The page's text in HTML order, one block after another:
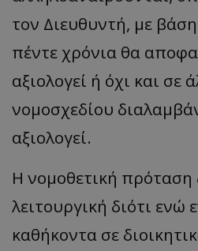
τον Διευθυντή, με
πέντε χρόνια θα
αξιολογεί ή όχι και σε
νομοσχεδίου
αξιολογεί.
Η νομοθετική πρόταση
λειτουργική διότι ενώ
καθήκοντα σε